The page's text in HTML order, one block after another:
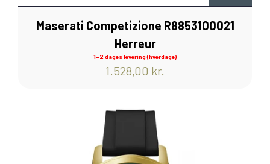
Maserati Competizione R8853100021
Herreur
1-2 dages levering (hverdage)
1.528,00 kr.